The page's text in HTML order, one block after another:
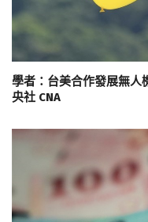
學者：台美合作發展無
央社 CNA